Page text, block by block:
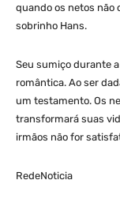
quando os netos não
sobrinho Hans.
Seu sumiço durante
romântica. Ao ser
um testamento. Os
transformará suas
irmãos não for
RedeNoticia